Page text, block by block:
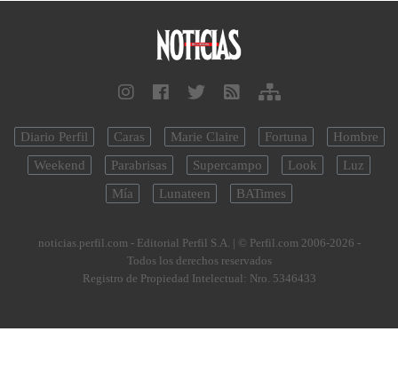
Diario Perfil Caras Marie Claire Fortuna
Hombre
Weekend
Parabrisas Supercampo Look
Luz
Mía
Lunateen BATimes
noticias.perfil.com - Editorial Perfil S.A. | © Perfil.com 2006-2026 -
Todos los derechos reservados
Registro de Propiedad Intelectual: Nro. 5346433